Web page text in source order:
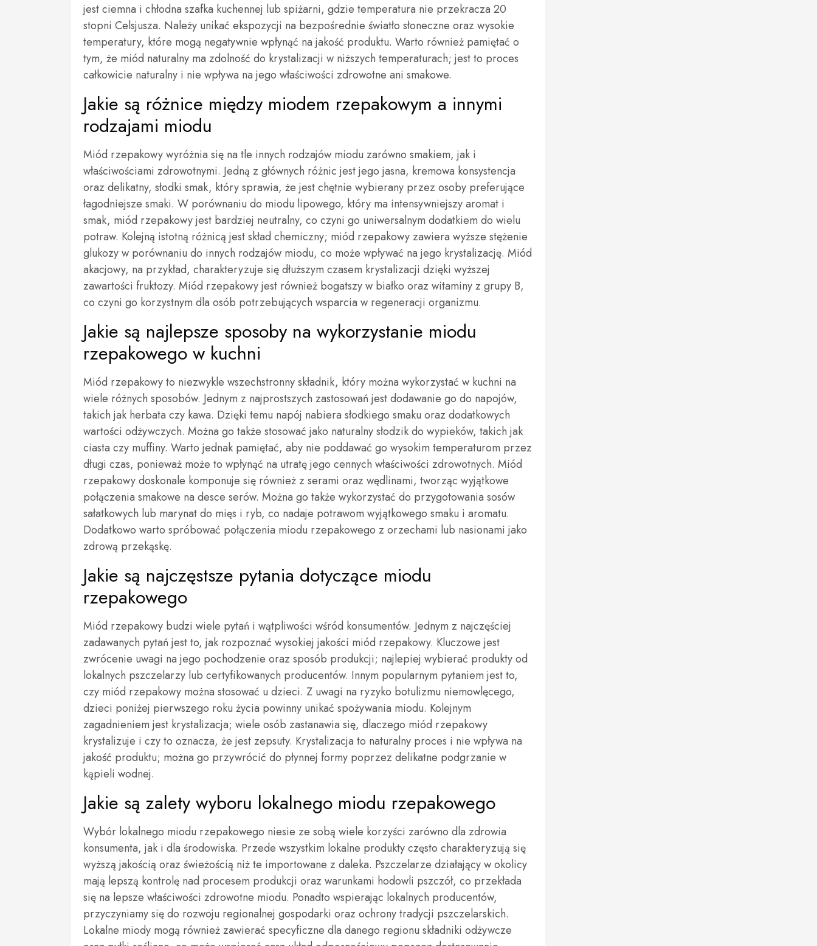
jest ciemna i chłodna szafka kuchennej lub spiżarni, gdzie temperatura nie przekracza 20
stopni Celsjusza. Należy unikać ekspozycji na bezpośrednie światło słoneczne oraz wysokie
temperatury, które mogą negatywnie wpłynąć na jakość produktu. Warto również pamiętać o
tym, że miód naturalny ma zdolność do krystalizacji w niższych temperaturach; jest to proces
całkowicie naturalny i nie wpływa na jego właściwości zdrowotne ani smakowe.
Jakie są różnice między miodem rzepakowym a innymi
rodzajami miodu
Miód rzepakowy wyróżnia się na tle innych rodzajów miodu zarówno smakiem, jak i
właściwościami zdrowotnymi. Jedną z głównych różnic jest jego jasna, kremowa konsystencja
oraz delikatny, słodki smak, który sprawia, że jest chętnie wybierany przez osoby preferujące
łagodniejsze smaki. W porównaniu do miodu lipowego, który ma intensywniejszy aromat i
smak, miód rzepakowy jest bardziej neutralny, co czyni go uniwersalnym dodatkiem do wielu
potraw. Kolejną istotną różnicą jest skład chemiczny; miód rzepakowy zawiera wyższe stężenie
glukozy w porównaniu do innych rodzajów miodu, co może wpływać na jego krystalizację. Miód
akacjowy, na przykład, charakteryzuje się dłuższym czasem krystalizacji dzięki wyższej
zawartości fruktozy. Miód rzepakowy jest również bogatszy w białko oraz witaminy z grupy B,
co czyni go korzystnym dla osób potrzebujących wsparcia w regeneracji organizmu.
Jakie są najlepsze sposoby na wykorzystanie miodu
rzepakowego w kuchni
Miód rzepakowy to niezwykle wszechstronny składnik, który można wykorzystać w kuchni na
wiele różnych sposobów. Jednym z najprostszych zastosowań jest dodawanie go do napojów,
takich jak herbata czy kawa. Dzięki temu napój nabiera słodkiego smaku oraz dodatkowych
wartości odżywczych. Można go także stosować jako naturalny słodzik do wypieków, takich jak
ciasta czy muffiny. Warto jednak pamiętać, aby nie poddawać go wysokim temperaturom przez
długi czas, ponieważ może to wpłynąć na utratę jego cennych właściwości zdrowotnych. Miód
rzepakowy doskonale komponuje się również z serami oraz wędlinami, tworząc wyjątkowe
połączenia smakowe na desce serów. Można go także wykorzystać do przygotowania sosów
sałatkowych lub marynat do mięs i ryb, co nadaje potrawom wyjątkowego smaku i aromatu.
Dodatkowo warto spróbować połączenia miodu rzepakowego z orzechami lub nasionami jako
zdrową przekąskę.
Jakie są najczęstsze pytania dotyczące miodu
rzepakowego
Miód rzepakowy budzi wiele pytań i wątpliwości wśród konsumentów. Jednym z najczęściej
zadawanych pytań jest to, jak rozpoznać wysokiej jakości miód rzepakowy. Kluczowe jest
zwrócenie uwagi na jego pochodzenie oraz sposób produkcji; najlepiej wybierać produkty od
lokalnych pszczelarzy lub certyfikowanych producentów. Innym popularnym pytaniem jest to,
czy miód rzepakowy można stosować u dzieci. Z uwagi na ryzyko botulizmu niemowlęcego,
dzieci poniżej pierwszego roku życia powinny unikać spożywania miodu. Kolejnym
zagadnieniem jest krystalizacja; wiele osób zastanawia się, dlaczego miód rzepakowy
krystalizuje i czy to oznacza, że jest zepsuty. Krystalizacja to naturalny proces i nie wpływa na
jakość produktu; można go przywrócić do płynnej formy poprzez delikatne podgrzanie w
kąpieli wodnej.
Jakie są zalety wyboru lokalnego miodu rzepakowego
Wybór lokalnego miodu rzepakowego niesie ze sobą wiele korzyści zarówno dla zdrowia
konsumenta, jak i dla środowiska. Przede wszystkim lokalne produkty często charakteryzują się
wyższą jakością oraz świeżością niż te importowane z daleka. Pszczelarze działający w okolicy
mają lepszą kontrolę nad procesem produkcji oraz warunkami hodowli pszczół, co przekłada
się na lepsze właściwości zdrowotne miodu. Ponadto wspierając lokalnych producentów,
przyczyniamy się do rozwoju regionalnej gospodarki oraz ochrony tradycji pszczelarskich.
Lokalne miody mogą również zawierać specyficzne dla danego regionu składniki odżywcze